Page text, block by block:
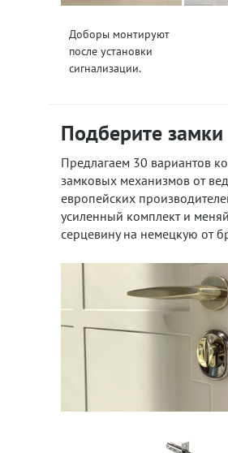
Доборы монтируют
после установки
сигнализации.
Подберите замки
Предлагаем 30 вариантов
замковых механизмов от
европейских
усиленный комплект и
серцевину на немецкую от